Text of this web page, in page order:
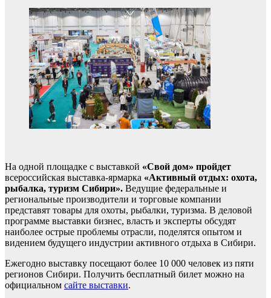
На одной площадке с выставкой «Свой дом» пройдет
всероссийская выставка-ярмарка «Активный отдых: охота,
рыбалка, туризм Сибири». Ведущие федеральные и
региональные производители и торговые компании
представят товары для охоты, рыбалки, туризма. В деловой
программе выставки бизнес, власть и эксперты обсудят
наиболее острые проблемы отрасли, поделятся опытом и
видением будущего индустрии активного отдыха в Сибири.
Ежегодно выставку посещают более 10 000 человек из пяти
регионов Сибири. Получить бесплатный билет можно на
официальном сайте выставки.